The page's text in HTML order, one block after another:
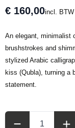
€ 160,00incl. BTW
An elegant, minimalist
brushstrokes and
stylized Arabic
kiss (Qubla), turning a
statement.